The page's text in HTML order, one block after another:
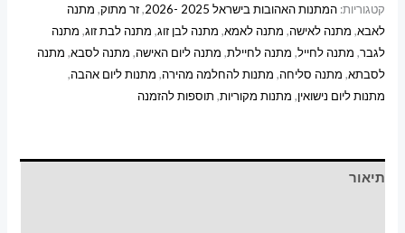
קטגוריות:המתנות האהובות בישראל 2025 -2026 ,זר מתוק, מתנה
לאבא, מתנה לאישה, מתנה לאמא, מתנה לבן זוג, מתנה לבת זוג, מתנה
לגבר, מתנה לחייל, מתנה לחיילת, מתנה ליום האישה, מתנה לסבא, מתנה
לסבתא, מתנה סליחה, מתנות להחלמה מהירה, מתנות ליום אהבה,
מתנות ליום נישואין, מתנות מקוריות, תוספות להזמנה
תיאור